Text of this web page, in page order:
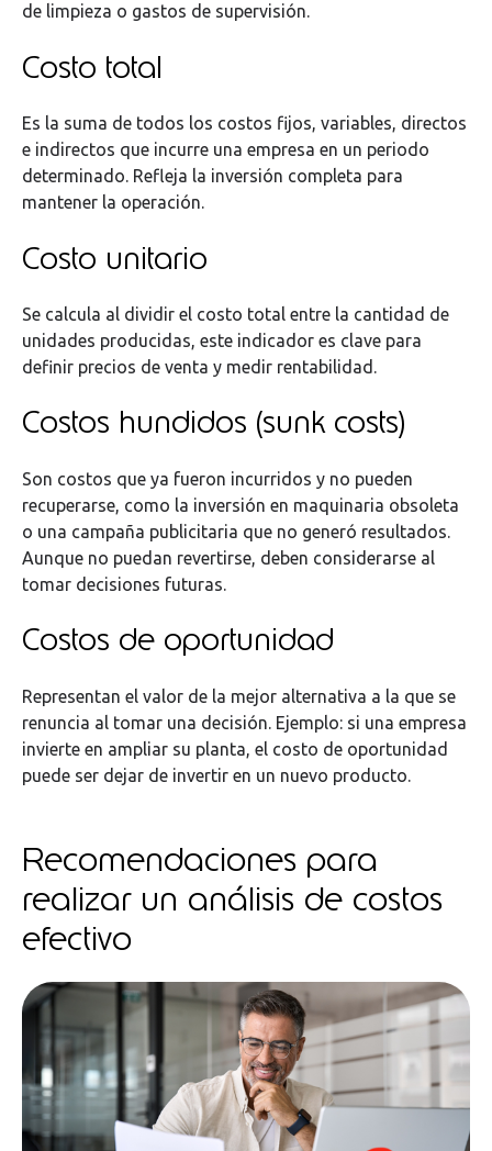
de limpieza o gastos de supervisión.
Costo total
Es la suma de todos los costos fijos, variables, directos
e indirectos que incurre una empresa en un periodo
determinado. Refleja la inversión completa para
mantener la operación.
Costo unitario
Se calcula al dividir el costo total entre la cantidad de
unidades producidas, este indicador es clave para
definir precios de venta y medir rentabilidad.
Costos hundidos (sunk costs)
Son costos que ya fueron incurridos y no pueden
recuperarse, como la inversión en maquinaria obsoleta
o una campaña publicitaria que no generó resultados.
Aunque no puedan revertirse, deben considerarse al
tomar decisiones futuras.
Costos de oportunidad
Representan el valor de la mejor alternativa a la que se
renuncia al tomar una decisión. Ejemplo: si una empresa
invierte en ampliar su planta, el costo de oportunidad
puede ser dejar de invertir en un nuevo producto.
Recomendaciones para
realizar un análisis de costos
efectivo